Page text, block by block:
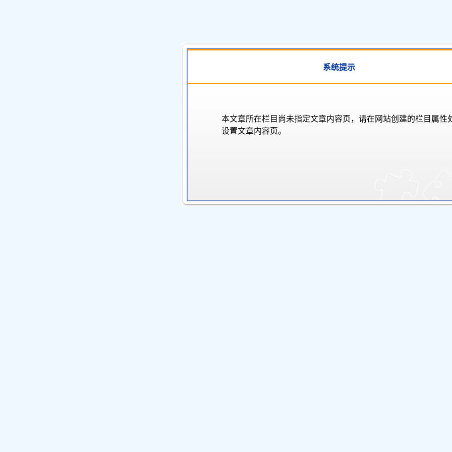
系统提示
本文章所在栏目尚未指定文章内容页，请在网站创建的栏目属性
设置文章内容页。